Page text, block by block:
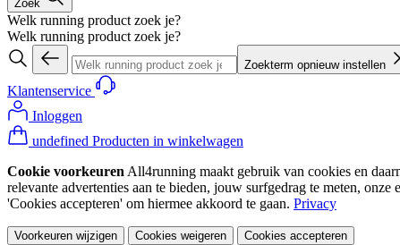
Zoek
Welk running product zoek je?
Welk running product zoek je?
Zoekterm opnieuw instellen
Klantenservice
Inloggen
undefined Producten in winkelwagen
Cookie voorkeuren All4running maakt gebruik van cookies en
relevante advertenties aan te bieden, jouw surfgedrag te meten,
'Cookies accepteren' om hiermee akkoord te gaan. Privacy
Voorkeuren wijzigen Cookies weigeren Cookies accepteren